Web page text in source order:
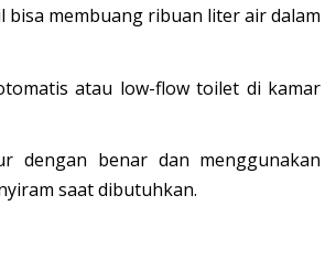
bisa membuang ribuan liter air dalam
atau low-flow toilet di kamar
dengan benar dan menggunakan
saat dibutuhkan.